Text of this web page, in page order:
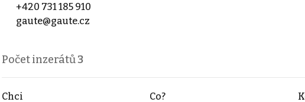
+420 731 185 910
gaute@gaute.cz
Počet inzerátů3
Chci Co?